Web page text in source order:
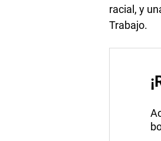
racial, y
Trabajo.